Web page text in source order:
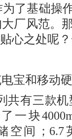
为了基础操
厂风范。
心之处呢
宝和移动
共有三款
一块
空间；